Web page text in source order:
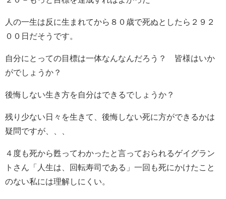
人の一生は反に生まれてから８０歳で死ぬとしたら２９２
００日だそうです。
自分にとっての目標は一体なんなんだろう？ 皆様はいか
がでしょうか？
後悔しない生き方を自分はできるでしょうか？
残り少ない日々を生きて、後悔しない死に方ができるかは
疑問ですが、、、
４度も死から甦ってわかったと言っておられるゲイグラン
トさん「人生は、回転寿司である」一回も死にかけたこと
のない私には理解しにくい。